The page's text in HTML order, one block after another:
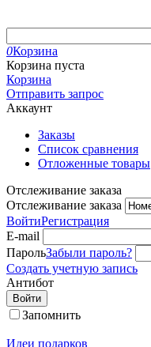
0Корзина
Корзина пуста
Корзина
Отправить запрос
Аккаунт
Заказы
Список сравнения
Отложенные товары
Отслеживание заказа
Отслеживание заказа
ВойтиРегистрация
E-mail
ПарольЗабыли пароль?
Создать учетную запись
Антибот
Войти
Запомнить
Идеи подарков